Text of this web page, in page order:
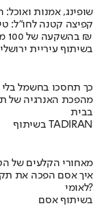
שופינג, אמנות
קפיצה קטנה לחו"ל:
בהשקעה של 100 מיליון ₪
בשיתוף עיריית
כך תחסכו בחשמל בלי
מהפכת האנרגיה של
בבית
בשיתוף TADIRAN
מאחורי הקלעים של
לאומי?
בשיתוף אסם